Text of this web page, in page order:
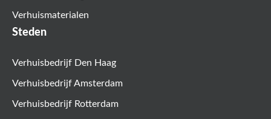
Verhuismaterialen
Steden
Verhuisbedrijf Den Haag
Verhuisbedrijf Amsterdam
Verhuisbedrijf Rotterdam